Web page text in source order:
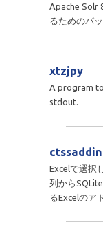
Apache Solr
るためのパッ
xtzjpy
A program
stdout.
ctssaddin
Excelで選択
列から
るExcelのア